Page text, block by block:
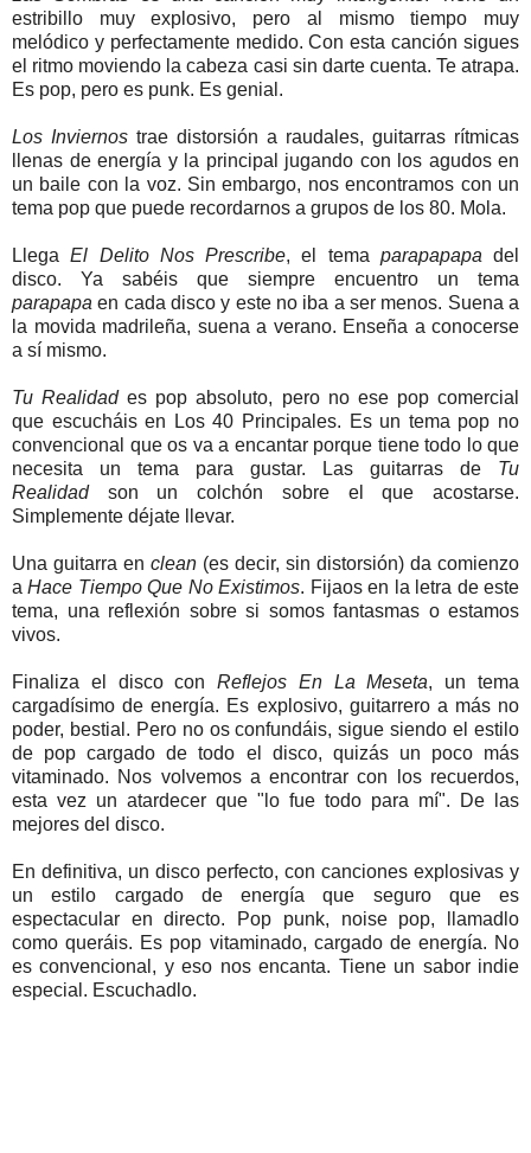
estribillo muy explosivo, pero al mismo tiempo muy
melódico y perfectamente medido. Con esta canción sigues
el ritmo moviendo la cabeza casi sin darte cuenta. Te atrapa.
Es pop, pero es punk. Es genial.
Los Inviernos trae distorsión a raudales, guitarras rítmicas
llenas de energía y la principal jugando con los agudos en
un baile con la voz. Sin embargo, nos encontramos con un
tema pop que puede recordarnos a grupos de los 80. Mola.
LlegaEl Delito Nos Prescribe, el tema parapapapa del
disco. Ya sabéis que siempre encuentro un tema
parapapa en cada disco y este no iba a ser menos. Suena a
la movida madrileña, suena a verano. Enseña a conocerse
a sí mismo.
Tu Realidades pop absoluto, pero no ese pop comercial
que escucháis en Los 40 Principales. Es un tema pop no
convencional que os va a encantar porque tiene todo lo que
necesita un tema para gustar. Las guitarras de Tu
Realidadson un colchón sobre el que acostarse.
Simplemente déjate llevar.
Una guitarra en clean (es decir, sin distorsión) da comienzo
aHace Tiempo Que No Existimos. Fijaos en la letra de este
tema, una reflexión sobre si somos fantasmas o estamos
vivos.
Finaliza el disco conReflejos En La Meseta, un tema
cargadísimo de energía. Es explosivo, guitarrero a más no
poder, bestial. Pero no os confundáis, sigue siendo el estilo
de pop cargado de todo el disco, quizás un poco más
vitaminado. Nos volvemos a encontrar con los recuerdos,
esta vez un atardecer que "lo fue todo para mí". De las
mejores del disco.
En definitiva, un disco perfecto, con canciones explosivas y
un estilo cargado de energía que seguro que es
espectacular en directo. Pop punk, noise pop, llamadlo
como queráis. Es pop vitaminado, cargado de energía. No
es convencional, y eso nos encanta. Tiene un sabor indie
especial. Escuchadlo.